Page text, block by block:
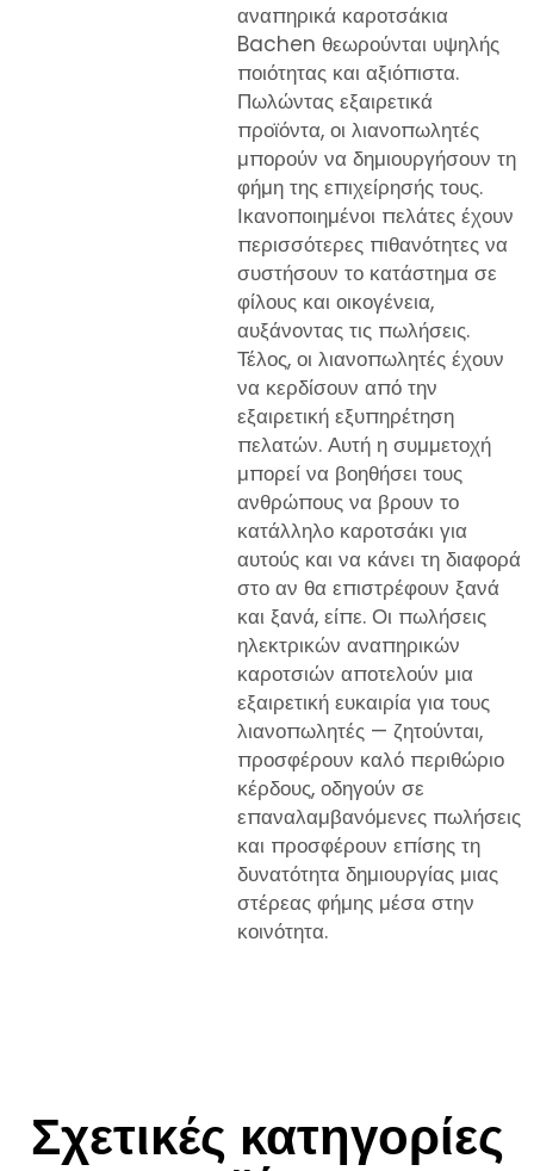
αναπηρικά καροτσάκια
Bachen θεωρούνται υψηλής
ποιότητας και αξιόπιστα.
Πωλώντας εξαιρετικά
προϊόντα, οι λιανοπωλητές
μπορούν να δημιουργήσουν τη
φήμη της επιχείρησής τους.
Ικανοποιημένοι πελάτες έχουν
περισσότερες πιθανότητες να
συστήσουν το κατάστημα σε
φίλους και οικογένεια,
αυξάνοντας τις πωλήσεις.
Τέλος, οι λιανοπωλητές έχουν
να κερδίσουν από την
εξαιρετική εξυπηρέτηση
πελατών. Αυτή η συμμετοχή
μπορεί να βοηθήσει τους
ανθρώπους να βρουν το
κατάλληλο καροτσάκι για
αυτούς και να κάνει τη διαφορά
στο αν θα επιστρέφουν ξανά
και ξανά, είπε. Οι πωλήσεις
ηλεκτρικών αναπηρικών
καροτσιών αποτελούν μια
εξαιρετική ευκαιρία για τους
λιανοπωλητές — ζητούνται,
προσφέρουν καλό περιθώριο
κέρδους, οδηγούν σε
επαναλαμβανόμενες πωλήσεις
και προσφέρουν επίσης τη
δυνατότητα δημιουργίας μιας
στέρεας φήμης μέσα στην
κοινότητα.
Σχετικές κατηγορίες